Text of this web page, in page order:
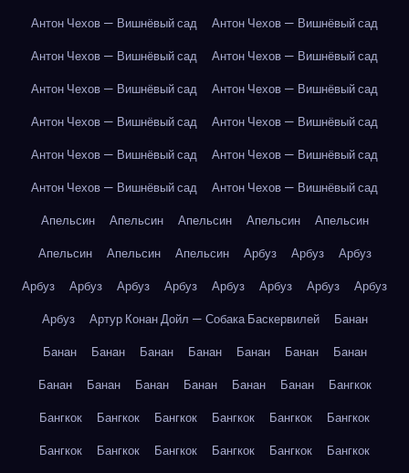
Антон Чехов — Вишнёвый сад
Антон Чехов — Вишнёвый сад
Антон Чехов — Вишнёвый сад
Антон Чехов — Вишнёвый сад
Антон Чехов — Вишнёвый сад
Антон Чехов — Вишнёвый сад
Антон Чехов — Вишнёвый сад
Антон Чехов — Вишнёвый сад
Антон Чехов — Вишнёвый сад
Антон Чехов — Вишнёвый сад
Антон Чехов — Вишнёвый сад
Антон Чехов — Вишнёвый сад
Апельсин
Апельсин Апельсин Апельсин
Апельсин
Апельсин
Апельсин Апельсин Арбуз Арбуз
Арбуз
Арбуз
Арбуз Арбуз Арбуз Арбуз Арбуз Арбуз
Арбуз
Арбуз
Артур Конан Дойл — Собака Баскервилей
Банан
Банан
Банан Банан Банан Банан Банан
Банан
Банан
Банан Банан Банан Банан Банан
Бангкок
Бангкок
Бангкок Бангкок Бангкок Бангкок
Бангкок
Бангкок
Бангкок Бангкок Бангкок Бангкок Бангкок